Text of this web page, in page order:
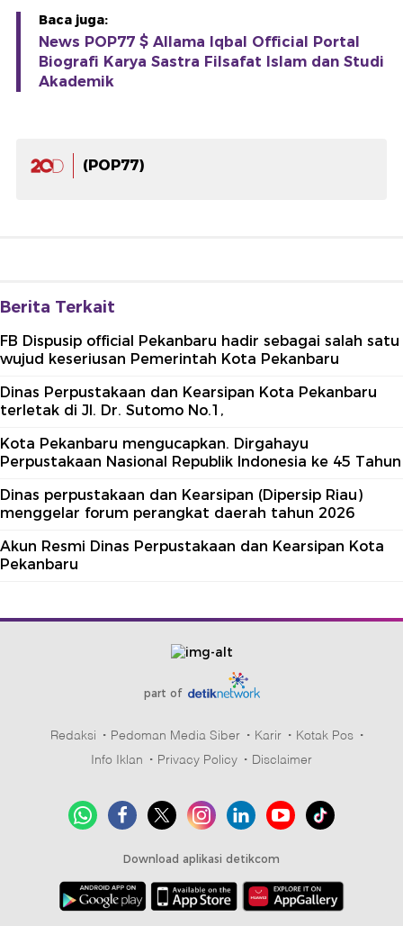
Baca juga:
News POP77 $ Allama Iqbal Official Portal
Biografi Karya Sastra Filsafat Islam dan Studi
Akademik
(POP77)
Berita Terkait
FB Dispusip official Pekanbaru hadir sebagai salah satu
wujud keseriusan Pemerintah Kota Pekanbaru
Dinas Perpustakaan dan Kearsipan Kota Pekanbaru
terletak di Jl. Dr. Sutomo No.1,
Kota Pekanbaru mengucapkan. Dirgahayu
Perpustakaan Nasional Republik Indonesia ke 45 Tahun
Dinas perpustakaan dan Kearsipan (Dipersip Riau)
menggelar forum perangkat daerah tahun 2026
Akun Resmi Dinas Perpustakaan dan Kearsipan Kota
Pekanbaru
part of
Redaksi Pedoman Media Siber Karir
Kotak Pos
Info Iklan
Privacy Policy Disclaimer
Download aplikasi detikcom